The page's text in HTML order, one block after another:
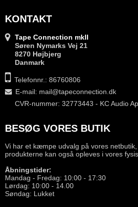
KONTAKT
Tape Connection mkII
Søren Nymarks Vej 21
8270 Højbjerg
Danmark
Telefonnr.: 86760806
E-mail: mail@tapeconnection.dk
CVR-nummer: 32773443 - KC Audio
BESØG VORES BUTIK
Vi har et kæmpe udvalg på vores
produkterne kan også opleves i vores
Åbningstider:
Mandag - Fredag: 10:00 - 17:30
Lørdag: 10:00 - 14.00
Søndag: Lukket